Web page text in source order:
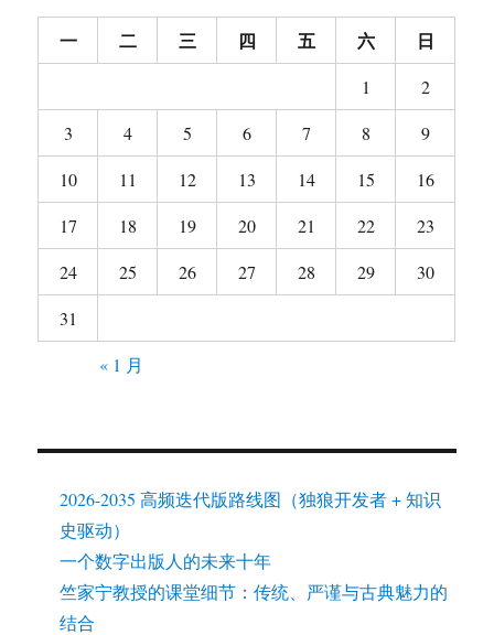
一 二 三 四 五 六 日
1
2
3
4 5 6 7 8
9
10
11 12 13 14 15
16
17
18 19 20 21 22
23
24
25 26 27 28 29
30
31
« 1 月
2026-2035 高频迭代版路线图（独狼开发者 + 知识
史驱动）
一个数字出版人的未来十年
竺家宁教授的课堂细节：传统、严谨与古典魅力的
结合